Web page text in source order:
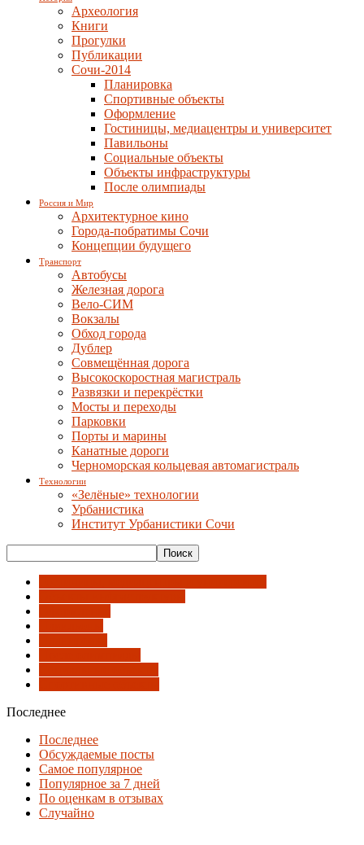
Археология
Книги
Прогулки
Публикации
Сочи-2014
Планировка
Спортивные объекты
Оформление
Гостиницы, медиацентры и университет
Павильоны
Социальные объекты
Объекты инфраструктуры
После олимпиады
Россия и Мир
Архитектурное кино
Города-побратимы Сочи
Концепции будущего
Транспорт
Автобусы
Железная дорога
Вело-СИМ
Вокзалы
Обход города
Дублер
Совмещённая дорога
Высокоскоростная магистраль
Развязки и перекрёстки
Мосты и переходы
Парковки
Порты и марины
Канатные дороги
Черноморская кольцевая автомагистраль
Технологии
«Зелёные» технологии
Урбанистика
Институт Урбанистики Сочи
Последнее
Последнее
Обсуждаемые посты
Самое популярное
Популярное за 7 дней
По оценкам в отзывах
Случайно